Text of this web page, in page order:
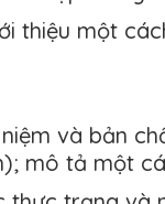
thiệu một
và bản
mô tả một